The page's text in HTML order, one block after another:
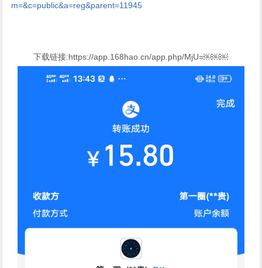
m=&c=public&a=reg&parent=11945
下载链接:https://app.168hao.cn/app.php/MjU=￼￼￼